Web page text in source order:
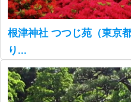
根津神社 つつじ苑（東京
り...